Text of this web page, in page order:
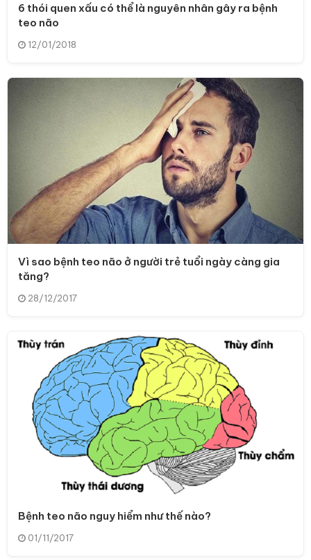
6 thói quen xấu có thể là nguyên nhân gây ra bệnh
teo não
12/01/2018
Vì sao bệnh teo não ở người trẻ tuổi ngày càng gia
tăng?
28/12/2017
Bệnh teo não nguy hiểm như thế nào?
01/11/2017